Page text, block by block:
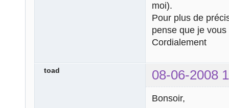
moi).
Pour plus de
pense que je
Cordialement
toad 08-06-2008
Bonsoir,